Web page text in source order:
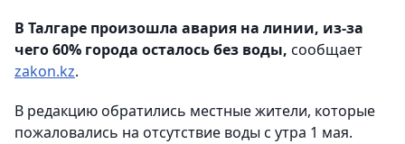
В Талгаре произошла авария на линии, из-за
чего 60% города осталось без воды, сообщает
zakon.kz.
В редакцию обратились местные жители, которые
пожаловались на отсутствие воды с утра 1 мая.